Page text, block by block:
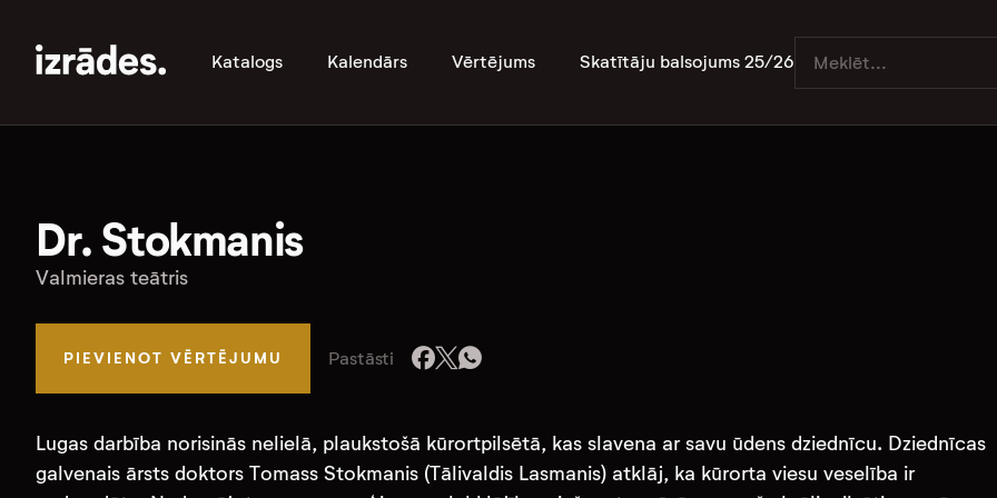
Katalogs Kalendārs Vērtējums Skatītāju balsojums 25/26
Dr. Stokmanis
Valmieras teātris
PIEVIENOT VĒRTĒJUMU Pastāsti
Lugas darbība norisinās nelielā, plaukstošā kūrortpilsētā, kas slavena ar savu ūdens dziednīcu. Dziednīcas
galvenais ārsts doktors Tomass Stokmanis (Tālivaldis Lasmanis) atklāj, ka kūrorta viesu veselība ir